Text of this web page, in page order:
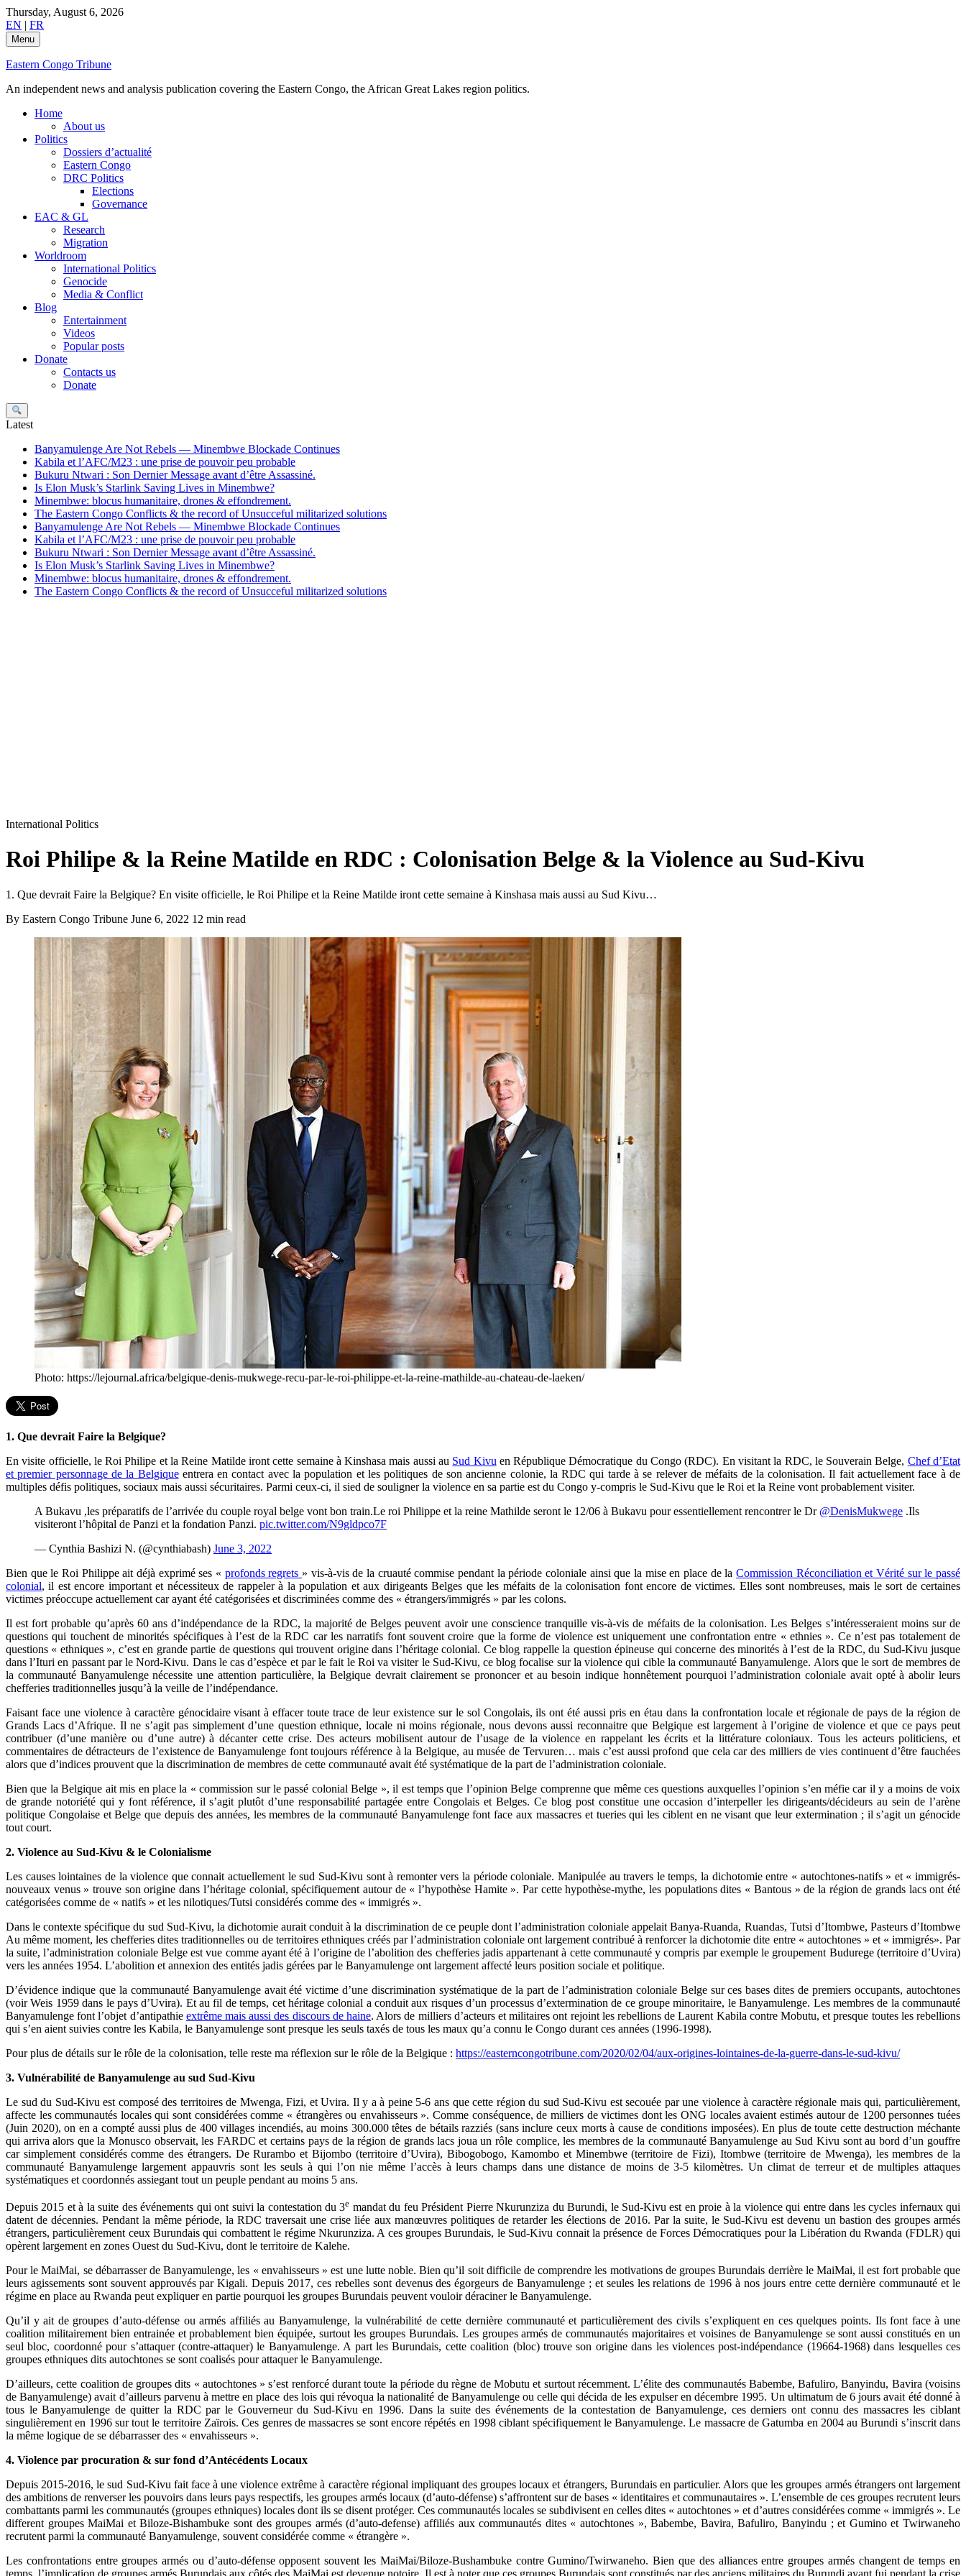
Skip
to
content
Thursday, August 6, 2026
EN | FR
Menu
Eastern Congo Tribune
An independent news and analysis publication covering the Eastern Congo, the African Great Lakes region politics.
Home
About us
Politics
Dossiers d’actualité
Eastern Congo
DRC Politics
Elections
Governance
EAC & GL
Research
Migration
Worldroom
International Politics
Genocide
Media & Conflict
Blog
Entertainment
Videos
Popular posts
Donate
Contacts us
Donate
Search
Latest
Banyamulenge Are Not Rebels — Minembwe Blockade Continues
Kabila et l’AFC/M23 : une prise de pouvoir peu probable
Bukuru Ntwari : Son Dernier Message avant d’être Assassiné.
Is Elon Musk’s Starlink Saving Lives in Minembwe?
Minembwe: blocus humanitaire, drones & effondrement.
The Eastern Congo Conflicts & the record of Unsucceful militarized solutions
Banyamulenge Are Not Rebels — Minembwe Blockade Continues
Kabila et l’AFC/M23 : une prise de pouvoir peu probable
Bukuru Ntwari : Son Dernier Message avant d’être Assassiné.
Is Elon Musk’s Starlink Saving Lives in Minembwe?
Minembwe: blocus humanitaire, drones & effondrement.
The Eastern Congo Conflicts & the record of Unsucceful militarized solutions
International Politics
Roi Philipe & la Reine Matilde en RDC : Colonisation Belge & la Violence au Sud-Kivu
1. Que devrait Faire la Belgique? En visite officielle, le Roi Philipe et la Reine Matilde iront cette semaine à Kinshasa mais aussi au Sud Kivu…
By Eastern Congo Tribune June 6, 2022 12 min read
Photo: https://lejournal.africa/belgique-denis-mukwege-recu-par-le-roi-philippe-et-la-reine-mathilde-au-chateau-de-laeken/
1. Que devrait Faire la Belgique?
En visite officielle, le Roi Philipe et la Reine Matilde iront cette semaine à Kinshasa mais aussi au Sud Kivu en République Démocratique du Congo (RDC). En visitant la RDC, le Souverain Belge, Chef d’Etat
et premier personnage de la Belgiqueentrera en contact avec la population et les politiques de son ancienne colonie, la RDC qui tarde à se relever de méfaits de la colonisation. Il fait actuellement face à de
multiples défis politiques, sociaux mais aussi sécuritaires. Parmi ceux-ci, il sied de souligner la violence en sa partie est du Congo y-compris le Sud-Kivu que le Roi et la Reine vont probablement visiter.
A Bukavu ,les préparatifs de l’arrivée du couple royal belge vont bon train.Le roi Philippe et la reine Mathilde seront le 12/06 à Bukavu pour essentiellement rencontrer le Dr @DenisMukwege .Ils
visiteront l’hôpital de Panzi et la fondation Panzi. pic.twitter.com/N9gldpco7F
— Cynthia Bashizi N. (@cynthiabash) June 3, 2022
Bien que le Roi Philippe ait déjà exprimé ses « profonds regrets » vis-à-vis de la cruauté commise pendant la période coloniale ainsi que la mise en place de laCommission Réconciliation et Vérité sur le passé
colonial, il est encore important et nécessiteux de rappeler à la population et aux dirigeants Belges que les méfaits de la colonisation font encore de victimes. Elles sont nombreuses, mais le sort de certaines
victimes préoccupe actuellement car ayant été catégorisées et discriminées comme des « étrangers/immigrés » par les colons.
Il est fort probable qu’après 60 ans d’indépendance de la RDC, la majorité de Belges peuvent avoir une conscience tranquille vis-à-vis de méfaits de la colonisation. Les Belges s’intéresseraient moins sur de
questions qui touchent de minorités spécifiques à l’est de la RDC car les narratifs font souvent croire que la forme de violence est uniquement une confrontation entre « ethnies ». Ce n’est pas totalement de
questions « ethniques », c’est en grande partie de questions qui trouvent origine dans l’héritage colonial. Ce blog rappelle la question épineuse qui concerne des minorités à l’est de la RDC, du Sud-Kivu jusque
dans l’Ituri en passant par le Nord-Kivu. Dans le cas d’espèce et par le fait le Roi va visiter le Sud-Kivu, ce blog focalise sur la violence qui cible la communauté Banyamulenge. Alors que le sort de membres de
la communauté Banyamulenge nécessite une attention particulière, la Belgique devrait clairement se prononcer et au besoin indique honnêtement pourquoi l’administration coloniale avait opté à abolir leurs
chefferies traditionnelles jusqu’à la veille de l’indépendance.
Faisant face une violence à caractère génocidaire visant à effacer toute trace de leur existence sur le sol Congolais, ils ont été aussi pris en étau dans la confrontation locale et régionale de pays de la région de
Grands Lacs d’Afrique. Il ne s’agit pas simplement d’une question ethnique, locale ni moins régionale, nous devons aussi reconnaitre que Belgique est largement à l’origine de violence et que ce pays peut
contribuer (d’une manière ou d’une autre) à décanter cette crise. Des acteurs mobilisent autour de l’usage de la violence en rappelant les écrits et la littérature coloniaux. Tous les acteurs politiciens, et
commentaires de détracteurs de l’existence de Banyamulenge font toujours référence à la Belgique, au musée de Tervuren… mais c’est aussi profond que cela car des milliers de vies continuent d’être fauchées
alors que d’indices prouvent que la discrimination de membres de cette communauté avait été systématique de la part de l’administration coloniale.
Bien que la Belgique ait mis en place la « commission sur le passé colonial Belge », il est temps que l’opinion Belge comprenne que même ces questions auxquelles l’opinion s’en méfie car il y a moins de voix
de grande notoriété qui y font référence, il s’agit plutôt d’une responsabilité partagée entre Congolais et Belges. Ce blog post constitue une occasion d’interpeller les dirigeants/décideurs au sein de l’arène
politique Congolaise et Belge que depuis des années, les membres de la communauté Banyamulenge font face aux massacres et tueries qui les ciblent en ne visant que leur extermination ; il s’agit un génocide
tout court.
2. Violence au Sud-Kivu & le Colonialisme
Les causes lointaines de la violence que connait actuellement le sud Sud-Kivu sont à remonter vers la période coloniale. Manipulée au travers le temps, la dichotomie entre « autochtones-natifs » et « immigrés-
nouveaux venus » trouve son origine dans l’héritage colonial, spécifiquement autour de « l’hypothèse Hamite ». Par cette hypothèse-mythe, les populations dites « Bantous » de la région de grands lacs ont été
catégorisées comme de « natifs » et les nilotiques/Tutsi considérés comme des « immigrés ».
Dans le contexte spécifique du sud Sud-Kivu, la dichotomie aurait conduit à la discrimination de ce peuple dont l’administration coloniale appelait Banya-Ruanda, Ruandas, Tutsi d’Itombwe, Pasteurs d’Itombwe
Au même moment, les chefferies dites traditionnelles ou de territoires ethniques créés par l’administration coloniale ont largement contribué à renforcer la dichotomie dite entre « autochtones » et « immigrés». Par
la suite, l’administration coloniale Belge est vue comme ayant été à l’origine de l’abolition des chefferies jadis appartenant à cette communauté y compris par exemple le groupement Budurege (territoire d’Uvira)
vers les années 1954. L’abolition et annexion des entités jadis gérées par le Banyamulenge ont largement affecté leurs position sociale et politique.
D’évidence indique que la communauté Banyamulenge avait été victime d’une discrimination systématique de la part de l’administration coloniale Belge sur ces bases dites de premiers occupants, autochtones
(voir Weis 1959 dans le pays d’Uvira). Et au fil de temps, cet héritage colonial a conduit aux risques d’un processus d’extermination de ce groupe minoritaire, le Banyamulenge. Les membres de la communauté
Banyamulenge font l’objet d’antipathie extrême mais aussi des discours de haine. Alors de milliers d’acteurs et militaires ont rejoint les rebellions de Laurent Kabila contre Mobutu, et presque toutes les rebellions
qui s’en aient suivies contre les Kabila, le Banyamulenge sont presque les seuls taxés de tous les maux qu’a connu le Congo durant ces années (1996-1998).
Pour plus de détails sur le rôle de la colonisation, telle reste ma réflexion sur le rôle de la Belgique : https://easterncongotribune.com/2020/02/04/aux-origines-lointaines-de-la-guerre-dans-le-sud-kivu/
3. Vulnérabilité de Banyamulenge au sud Sud-Kivu
Le sud du Sud-Kivu est composé des territoires de Mwenga, Fizi, et Uvira. Il y a à peine 5-6 ans que cette région du sud Sud-Kivu est secouée par une violence à caractère régionale mais qui, particulièrement,
affecte les communautés locales qui sont considérées comme « étrangères ou envahisseurs ». Comme conséquence, de milliers de victimes dont les ONG locales avaient estimés autour de 1200 personnes tuées
(Juin 2020), on en a compté aussi plus de 400 villages incendiés, au moins 300.000 têtes de bétails razziés (sans inclure ceux morts à cause de conditions imposées). En plus de toute cette destruction méchante
qui arriva alors que la Monusco observait, les FARDC et certains pays de la région de grands lacs joua un rôle complice, les membres de la communauté Banyamulenge au Sud Kivu sont au bord d’un gouffre
car simplement considérés comme des étrangers. De Rurambo et Bijombo (territoire d’Uvira), Bibogobogo, Kamombo et Minembwe (territoire de Fizi), Itombwe (territoire de Mwenga), les membres de la
communauté Banyamulenge largement appauvris sont les seuls à qui l’on nie même l’accès à leurs champs dans une distance de moins de 3-5 kilomètres. Un climat de terreur et de multiples attaques
systématiques et coordonnés assiegant tout un peuple pendant au moins 5 ans.
Depuis 2015 et à la suite des événements qui ont suivi la contestation du 3e mandat du feu Président Pierre Nkurunziza du Burundi, le Sud-Kivu est en proie à la violence qui entre dans les cycles infernaux qui
datent de décennies. Pendant la même période, la RDC traversait une crise liée aux manœuvres politiques de retarder les élections de 2016. Par la suite, le Sud-Kivu est devenu un bastion des groupes armés
étrangers, particulièrement ceux Burundais qui combattent le régime Nkurunziza. A ces groupes Burundais, le Sud-Kivu connait la présence de Forces Démocratiques pour la Libération du Rwanda (FDLR) qui
opèrent largement en zones Ouest du Sud-Kivu, dont le territoire de Kalehe.
Pour le MaiMai, se débarrasser de Banyamulenge, les « envahisseurs » est une lutte noble. Bien qu’il soit difficile de comprendre les motivations de groupes Burundais derrière le MaiMai, il est fort probable que
leurs agissements sont souvent approuvés par Kigali. Depuis 2017, ces rebelles sont devenus des égorgeurs de Banyamulenge ; et seules les relations de 1996 à nos jours entre cette dernière communauté et le
régime en place au Rwanda peut expliquer en partie pourquoi les groupes Burundais peuvent vouloir déraciner le Banyamulenge.
Qu’il y ait de groupes d’auto-défense ou armés affiliés au Banyamulenge, la vulnérabilité de cette dernière communauté et particulièrement des civils s’expliquent en ces quelques points. Ils font face à une
coalition militairement bien entrainée et probablement bien équipée, surtout les groupes Burundais. Les groupes armés de communautés majoritaires et voisines de Banyamulenge se sont aussi constitués en un
seul bloc, coordonné pour s’attaquer (contre-attaquer) le Banyamulenge. A part les Burundais, cette coalition (bloc) trouve son origine dans les violences post-indépendance (19664-1968) dans lesquelles ces
groupes ethniques dits autochtones se sont coalisés pour attaquer le Banyamulenge.
D’ailleurs, cette coalition de groupes dits « autochtones » s’est renforcé durant toute la période du règne de Mobutu et surtout récemment. L’élite des communautés Babembe, Bafuliro, Banyindu, Bavira (voisins
de Banyamulenge) avait d’ailleurs parvenu à mettre en place des lois qui révoqua la nationalité de Banyamulenge ou celle qui décida de les expulser en décembre 1995. Un ultimatum de 6 jours avait été donné à
tous le Banyamulenge de quitter la RDC par le Gouverneur du Sud-Kivu en 1996. Dans la suite des événements de la contestation de Banyamulenge, ces derniers ont connu des massacres les ciblant
singulièrement en 1996 sur tout le territoire Zaïrois. Ces genres de massacres se sont encore répétés en 1998 ciblant spécifiquement le Banyamulenge. Le massacre de Gatumba en 2004 au Burundi s’inscrit dans
la même logique de se débarrasser des « envahisseurs ».
4. Violence par procuration & sur fond d’Antécédents Locaux
Depuis 2015-2016, le sud Sud-Kivu fait face à une violence extrême à caractère régional impliquant des groupes locaux et étrangers, Burundais en particulier. Alors que les groupes armés étrangers ont largement
des ambitions de renverser les pouvoirs dans leurs pays respectifs, les groupes armés locaux (d’auto-défense) s’affrontent sur de bases « identitaires et communautaires ». L’ensemble de ces groupes recrutent leurs
combattants parmi les communautés (groupes ethniques) locales dont ils se disent protéger. Ces communautés locales se subdivisent en celles dites « autochtones » et d’autres considérées comme « immigrés ». Le
different groupes MaiMai et Biloze-Bishambuke sont des groupes armés (d’auto-defense) affiliés aux communautés dites « autochtones », Babembe, Bavira, Bafuliro, Banyindu ; et Gumino et Twirwaneho
recrutent parmi la communauté Banyamulenge, souvent considérée comme « étrangère ».
Les confrontations entre groupes armés ou d’auto-défense opposent souvent les MaiMai/Biloze-Bushambuke contre Gumino/Twirwaneho. Bien que des alliances entre groupes armés changent de temps en